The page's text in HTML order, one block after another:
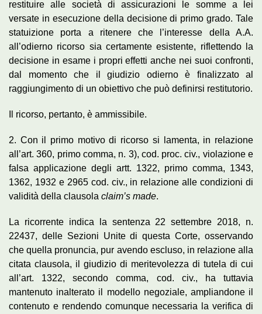
restituire alle società di assicurazioni le somme a lei
versate in esecuzione della decisione di primo grado. Tale
statuizione porta a ritenere che l’interesse della A.A.
all’odierno ricorso sia certamente esistente, riflettendo la
decisione in esame i propri effetti anche nei suoi confronti,
dal momento che il giudizio odierno è finalizzato al
raggiungimento di un obiettivo che può definirsi restitutorio.
Il ricorso, pertanto, è ammissibile.
2. Con il primo motivo di ricorso si lamenta, in relazione
all’art. 360, primo comma, n. 3), cod. proc. civ., violazione e
falsa applicazione degli artt. 1322, primo comma, 1343,
1362, 1932 e 2965 cod. civ., in relazione alle condizioni di
validità della clausola claim’s made.
La ricorrente indica la sentenza 22 settembre 2018, n.
22437, delle Sezioni Unite di questa Corte, osservando
che quella pronuncia, pur avendo escluso, in relazione alla
citata clausola, il giudizio di meritevolezza di tutela di cui
all’art. 1322, secondo comma, cod. civ., ha tuttavia
mantenuto inalterato il modello negoziale, ampliandone il
contenuto e rendendo comunque necessaria la verifica di